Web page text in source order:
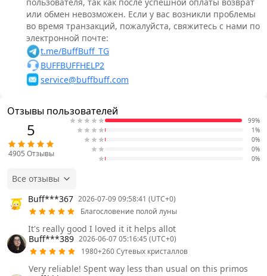
или обмен невозможен. Если у вас возникли проблемы
во время транзакций, пожалуйста, свяжитесь с нами по
электронной почте:
t.me/BuffBuff_TG
BUFFBUFFHELP2
service@buffbuff.com
Отзывы пользователей
5
4905 Отзывы
99%
1%
0%
0%
0%
Все отзывы
Buff***367 2026-07-09 09:58:41 (UTC+0)
Благословение полой луны
It's really good I loved it it helps allot
Buff***389 2026-06-07 05:16:45 (UTC+0)
1980+260 Сутевых кристаллов
Very reliable! Spent way less than usual on this primos